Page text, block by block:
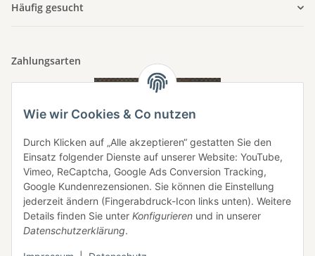
Wie wir Cookies & Co nutzen
Durch Klicken auf „Alle akzeptieren“ gestatten Sie den
Einsatz folgender Dienste auf unserer Website: YouTube,
Vimeo, ReCaptcha, Google Ads Conversion Tracking,
Google Kundenrezensionen. Sie können die Einstellung
jederzeit ändern (Fingerabdruck-Icon links unten). Weitere
Details finden Sie unter Konfigurieren und in unserer
Datenschutzerklärung.
Häufig gesucht
Zahlungsarten